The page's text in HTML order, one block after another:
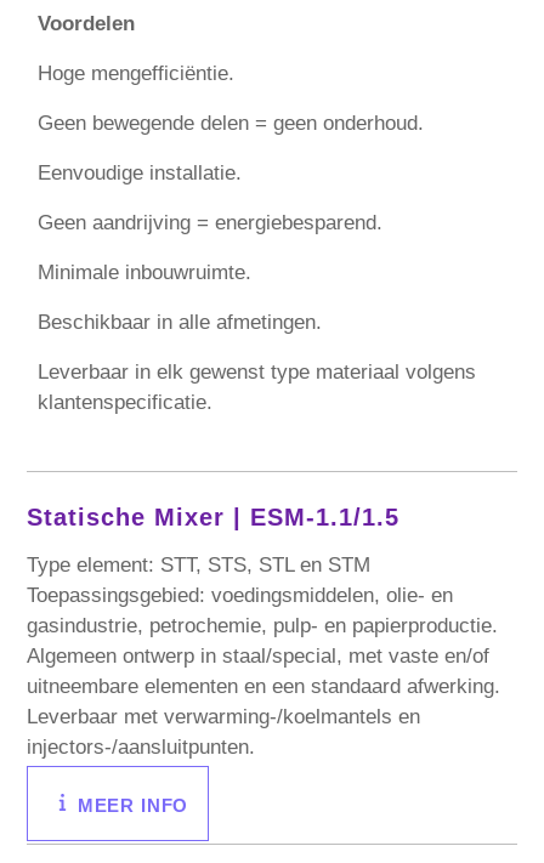
Voordelen
Hoge mengefficiëntie.
Geen bewegende delen = geen onderhoud.
Eenvoudige installatie.
Geen aandrijving = energiebesparend.
Minimale inbouwruimte.
Beschikbaar in alle afmetingen.
Leverbaar in elk gewenst type materiaal volgens
klantenspecificatie.
Statische Mixer | ESM-1.1/1.5
Type element: STT, STS, STL en STM
Toepassingsgebied: voedingsmiddelen, olie- en
gasindustrie, petrochemie, pulp- en papierproductie.
Algemeen ontwerp in staal/special, met vaste en/of
uitneembare elementen en een standaard afwerking.
Leverbaar met verwarming-/koelmantels en
injectors-/aansluitpunten.
MEER INFO